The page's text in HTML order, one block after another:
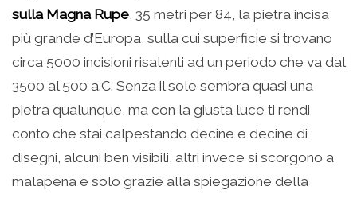
sulla Magna Rupe, 35 metri per 84, la pietra incisa
più grande d’Europa, sulla cui superficie si trovano
circa 5000 incisioni risalenti ad un periodo che va dal
3500 al 500 a.C. Senza il sole sembra quasi una
pietra qualunque, ma con la giusta luce ti rendi
conto che stai calpestando decine e decine di
disegni, alcuni ben visibili, altri invece si scorgono a
malapena e solo grazie alla spiegazione della